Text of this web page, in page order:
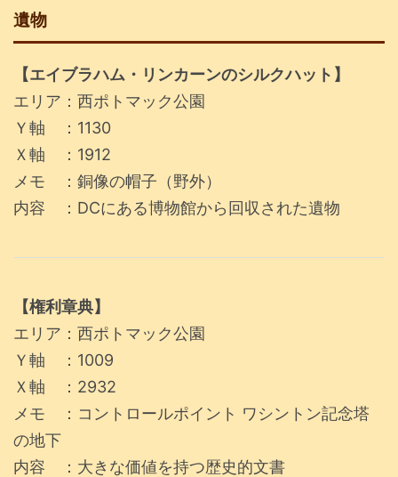
遺物
【エイブラハム・リンカーンのシルクハット】
エリア：西ポトマック公園
Ｙ軸 ：1130
Ｘ軸 ：1912
メモ ：銅像の帽子（野外）
内容 ：DCにある博物館から回収された遺物
【権利章典】
エリア：西ポトマック公園
Ｙ軸 ：1009
Ｘ軸 ：2932
メモ ：コントロールポイント ワシントン記念塔
の地下
内容 ：大きな価値を持つ歴史的文書